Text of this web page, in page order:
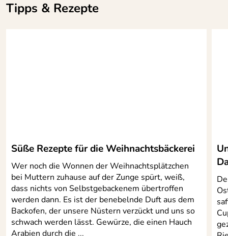
Tipps & Rezepte
Süße Rezepte für die Weihnachtsbäckerei
Wer noch die Wonnen der Weihnachtsplätzchen
bei Muttern zuhause auf der Zunge spürt, weiß,
dass nichts von Selbstgebackenem übertroffen
werden dann. Es ist der benebelnde Duft aus dem
Backofen, der unsere Nüstern verzückt und uns so
schwach werden lässt. Gewürze, die einen Hauch
Arabien durch die ...